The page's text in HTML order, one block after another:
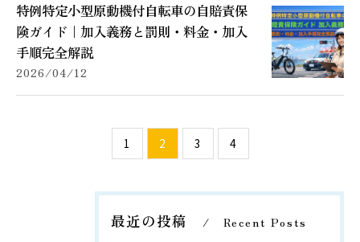
特例特定小型原動機付自転車の自賠責保
険ガイド｜加入義務と罰則・料金・加入
手順完全解説
2026/04/12
1 2 3 4
最近の投稿 Recent Posts